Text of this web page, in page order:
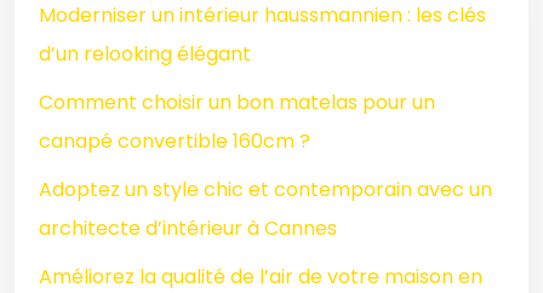
Moderniser un intérieur haussmannien : les clés
d’un relooking élégant
Comment choisir un bon matelas pour un
canapé convertible 160cm ?
Adoptez un style chic et contemporain avec un
architecte d’intérieur à Cannes
Améliorez la qualité de l’air de votre maison en